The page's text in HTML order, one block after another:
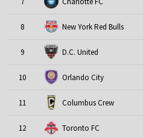
8 New York Red Bulls
9 D.C. United
10 Orlando City
11 Columbus Crew
12 Toronto FC